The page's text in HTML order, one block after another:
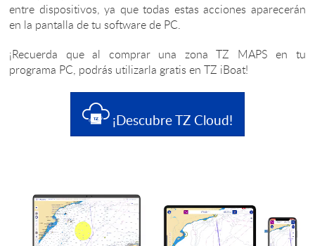
entre dispositivos, ya que todas estas acciones aparecerán
en la pantalla de tu software de PC.
¡Recuerda que al comprar una zona TZ MAPS en tu
programa PC, podrás utilizarla gratis en TZ iBoat!
¡Descubre TZ Cloud!